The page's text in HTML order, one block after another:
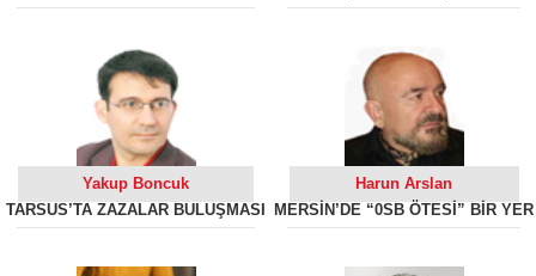
Yakup Boncuk
TARSUS’TA ZAZALAR BULUŞMASI
Harun Arslan
MERSİN’DE “0SB ÖTESİ” BİR YER